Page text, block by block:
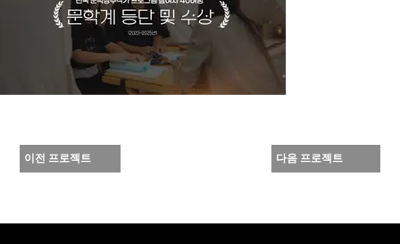
이전 프로젝트 다음 프로젝트